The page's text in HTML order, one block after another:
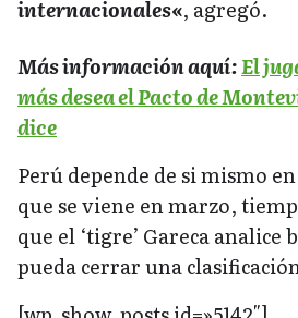
internacionales«, agregó.
Más información aquí:El
más desea el Pacto de
dice
Perú depende de si mismo
que se viene en marzo,
que el ‘tigre’ Gareca analice
pueda cerrar una